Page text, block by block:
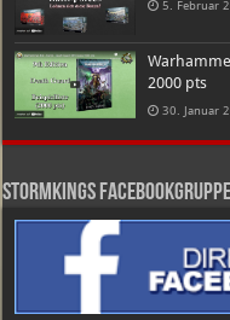
5. Februar
2000 pts
30. Januar
Stormkings